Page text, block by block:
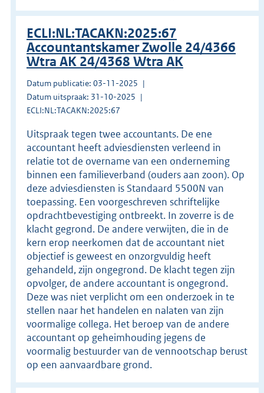
ECLI:NL:TACAKN:2025:67
Accountantskamer Zwolle 24/4366
Wtra AK 24/4368 Wtra AK
Datum publicatie: 03-11-2025
Datum uitspraak: 31-10-2025
ECLI:NL:TACAKN:2025:67
Uitspraak tegen twee accountants. De ene
accountant heeft adviesdiensten verleend in
relatie tot de overname van een onderneming
binnen een familieverband (ouders aan zoon). Op
deze adviesdiensten is Standaard 5500N van
toepassing. Een voorgeschreven schriftelijke
opdrachtbevestiging ontbreekt. In zoverre is de
klacht gegrond. De andere verwijten, die in de
kern erop neerkomen dat de accountant niet
objectief is geweest en onzorgvuldig heeft
gehandeld, zijn ongegrond. De klacht tegen zijn
opvolger, de andere accountant is ongegrond.
Deze was niet verplicht om een onderzoek in te
stellen naar het handelen en nalaten van zijn
voormalige collega. Het beroep van de andere
accountant op geheimhouding jegens de
voormalig bestuurder van de vennootschap berust
op een aanvaardbare grond.